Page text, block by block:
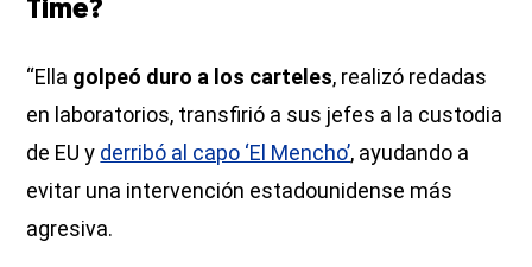
Time?
“Ella golpeó duro a los carteles, realizó redadas
en laboratorios, transfirió a sus jefes a la custodia
de EU y derribó al capo ‘El Mencho’, ayudando a
evitar una intervención estadounidense más
agresiva.